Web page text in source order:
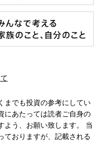
までも投資の参考にしてい
にあたっては読者ご自身の
よう、お願い致します。 当
ておりますが、記載される